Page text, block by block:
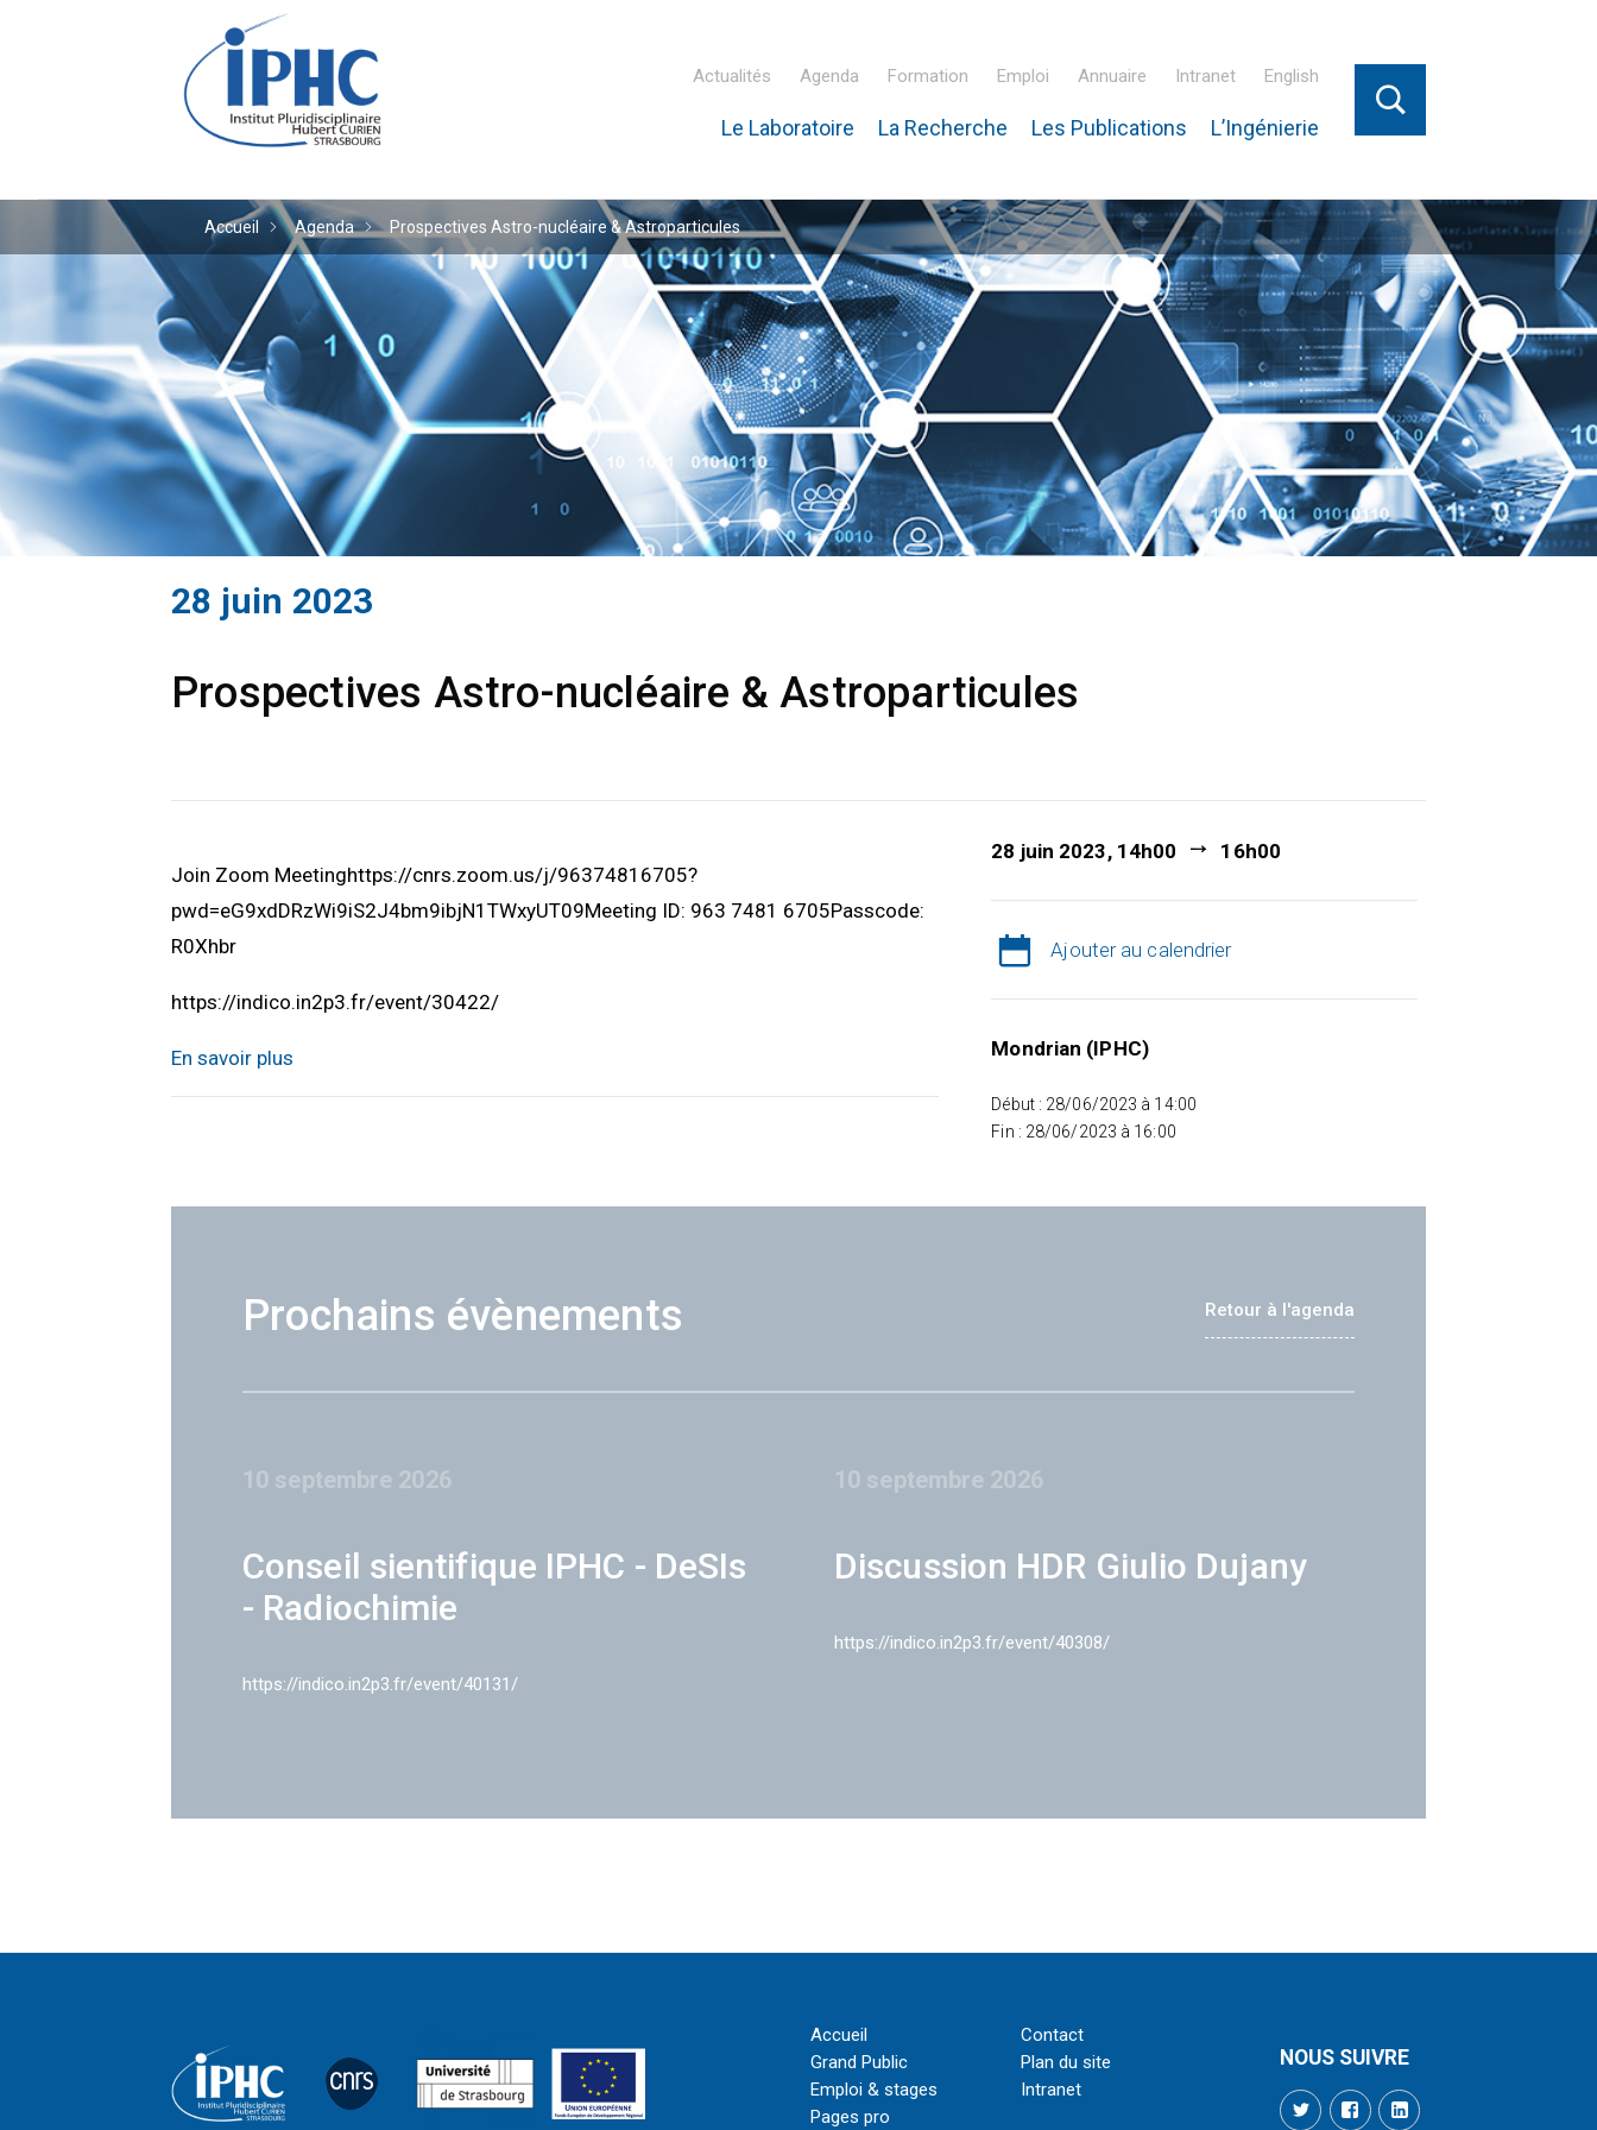
Institut pluridisciplinaire Hubert Curien – IPHC
Actualités Agenda Formation Emploi Annuaire Intranet English
Le Laboratoire La Recherche Les Publications L’Ingénierie
Accueil Agenda Prospectives Astro-nucléaire & Astroparticules
28 juin 2023
Prospectives Astro-nucléaire & Astroparticules
Join Zoom Meetinghttps://cnrs.zoom.us/j/96374816705?
pwd=eG9xdDRzWi9iS2J4bm9ibjN1TWxyUT09Meeting ID: 963 7481 6705Passcode:
R0Xhbr
https://indico.in2p3.fr/event/30422/
En savoir plus
28 juin 2023, 14h00 16h00
Ajouter au calendrier
Mondrian (IPHC)
Début : 28/06/2023 à 14:00
Fin : 28/06/2023 à 16:00
Prochains évènements Retour à l'agenda
10 septembre 2026
Conseil sientifique IPHC - DeSIs
- Radiochimie
https://indico.in2p3.fr/event/40131/
10 septembre 2026
Discussion HDR Giulio Dujany
https://indico.in2p3.fr/event/40308/
Accueil
Grand Public
Emploi & stages
Pages pro
Contact
Plan du site
Intranet
NOUS SUIVRE
TwitterFacebookLinkedIn